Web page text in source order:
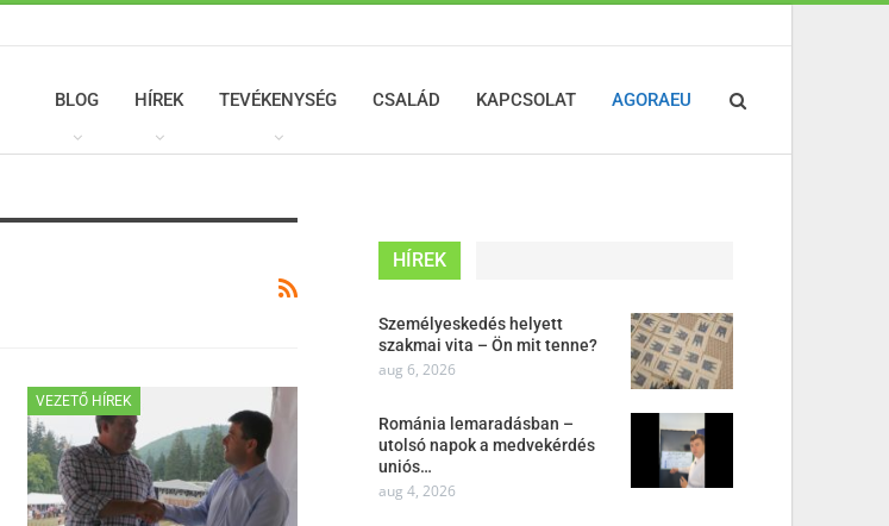
BLOG HÍREK TEVÉKENYSÉG CSALÁD KAPCSOLAT AGORAEU
VEZETŐ HÍREK
HÍREK
Személyeskedés helyett
szakmai vita – Ön mit tenne?
aug 6, 2026
Románia lemaradásban –
utolsó napok a medvekérdés
uniós…
aug 4, 2026